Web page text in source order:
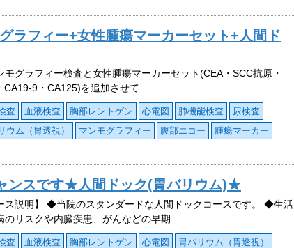
フィー+女性腫瘍マーカーセット+人間ド
グラフィー検査と女性腫瘍マーカーセット(CEA・SCC抗原・
CA19-9・CA125)を追加させて...
査 血液検査 胸部レントゲン 心電図 肺機能検査
尿検査
ウム（胃透視）
マンモグラフィー 腹部エコー 腫瘍マーカー
ンスです★人間ドック(胃バリウム)★
ス説明】 ◆当院のスタンダードな人間ドックコースです。 ◆生活
のリスクや内臓疾患、がんなどの早期...
査 血液検査 胸部レントゲン 心電図
胃バリウム（胃透視）